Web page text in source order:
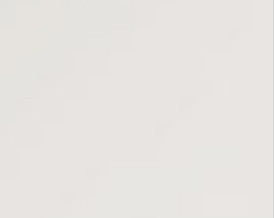
немецких открыток корпуса "Пишу тебе")»